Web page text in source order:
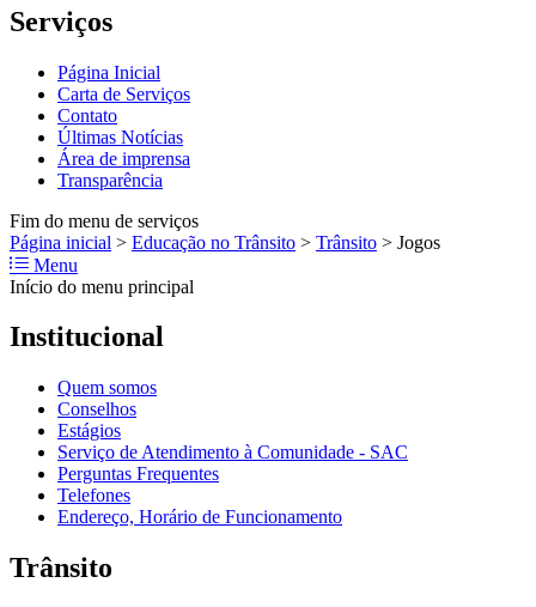
Serviços
Página Inicial
Carta de Serviços
Contato
Últimas Notícias
Área de imprensa
Transparência
Fim do menu de serviços
Página inicial > Educação no Trânsito > Trânsito > Jogos
Menu
Início do menu principal
Institucional
Quem somos
Conselhos
Estágios
Serviço de Atendimento à Comunidade - SAC
Perguntas Frequentes
Telefones
Endereço, Horário de Funcionamento
Trânsito